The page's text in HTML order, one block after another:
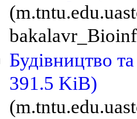
Будівництво
391.5 KiB)